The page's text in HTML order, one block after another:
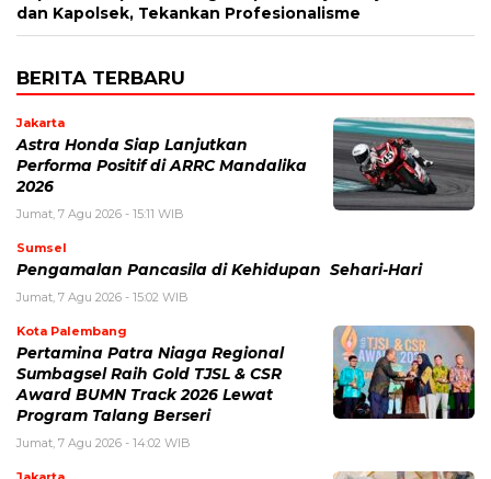
dan Kapolsek, Tekankan Profesionalisme
BERITA TERBARU
Jakarta
Astra Honda Siap Lanjutkan
Performa Positif di ARRC Mandalika
2026
Jumat, 7 Agu 2026 - 15:11 WIB
Sumsel
Pengamalan Pancasila di Kehidupan Sehari-Hari
Jumat, 7 Agu 2026 - 15:02 WIB
Kota Palembang
Pertamina Patra Niaga Regional
Sumbagsel Raih Gold TJSL & CSR
Award BUMN Track 2026 Lewat
Program Talang Berseri
Jumat, 7 Agu 2026 - 14:02 WIB